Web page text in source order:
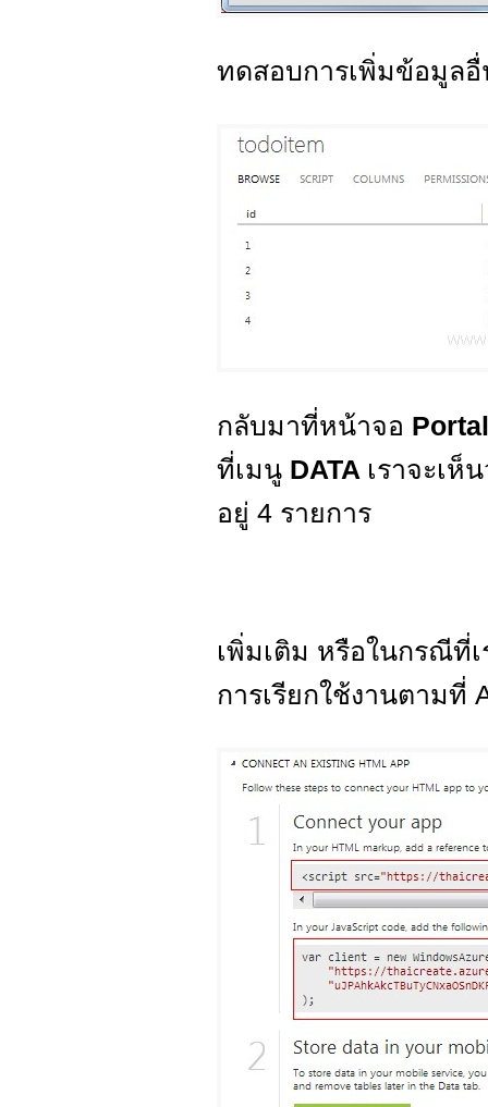
ทดสอบการเพิ่มข้อมูลอื่
กลับมาที่หน้าจอ
ที่เมนู DATA เราจะเ
อยู่ 4 รายการ
เพิ่มเติม หรือในกรณีที่
การเรียกใช้งานตามที่